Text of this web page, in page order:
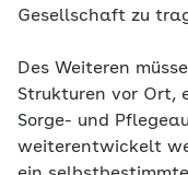
Gesellschaft zu
Des Weiteren
Strukturen vor Ort,
Sorge- und
weiterentwickelt